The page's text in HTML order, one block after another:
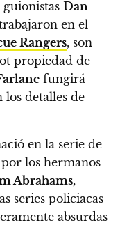
guionistas Dan
en el
Rangers, son
propiedad de
fungirá
los detalles de
en la serie de
los hermanos
Abrahams,
series policiacas
absurdas